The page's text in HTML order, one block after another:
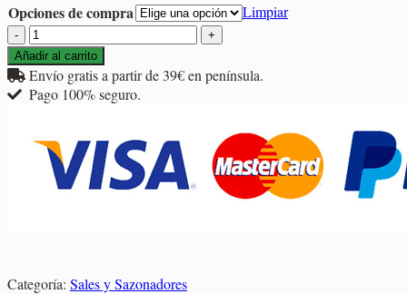
8,75€
Opciones de compra
Limpiar
Sazonador
Italiano
cantidad
Añadir al carrito
Envío gratis a partir de 39€ en península.
Pago 100% seguro.
Categoría: Sales y Sazonadores